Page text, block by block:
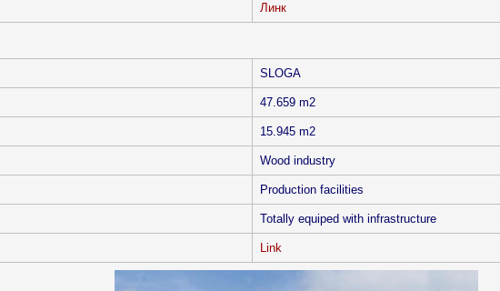
Линк
SLOGA
47.659 m2
15.945 m2
Wood industry
Production facilities
Totally equiped with infrastructure
Link